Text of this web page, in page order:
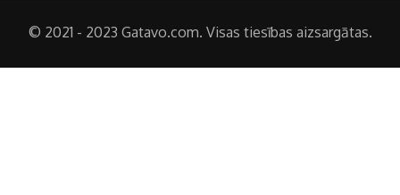
© 2021 - 2023 Gatavo.com. Visas tiesības aizsargātas.